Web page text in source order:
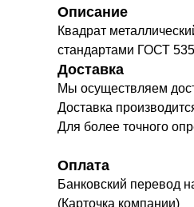
Описание
Квадрат
стандартами ГОСТ
Доставка
Мы осуществляем
Доставка
Для более точного
Оплата
Банковский перевод
(Карточка компании)